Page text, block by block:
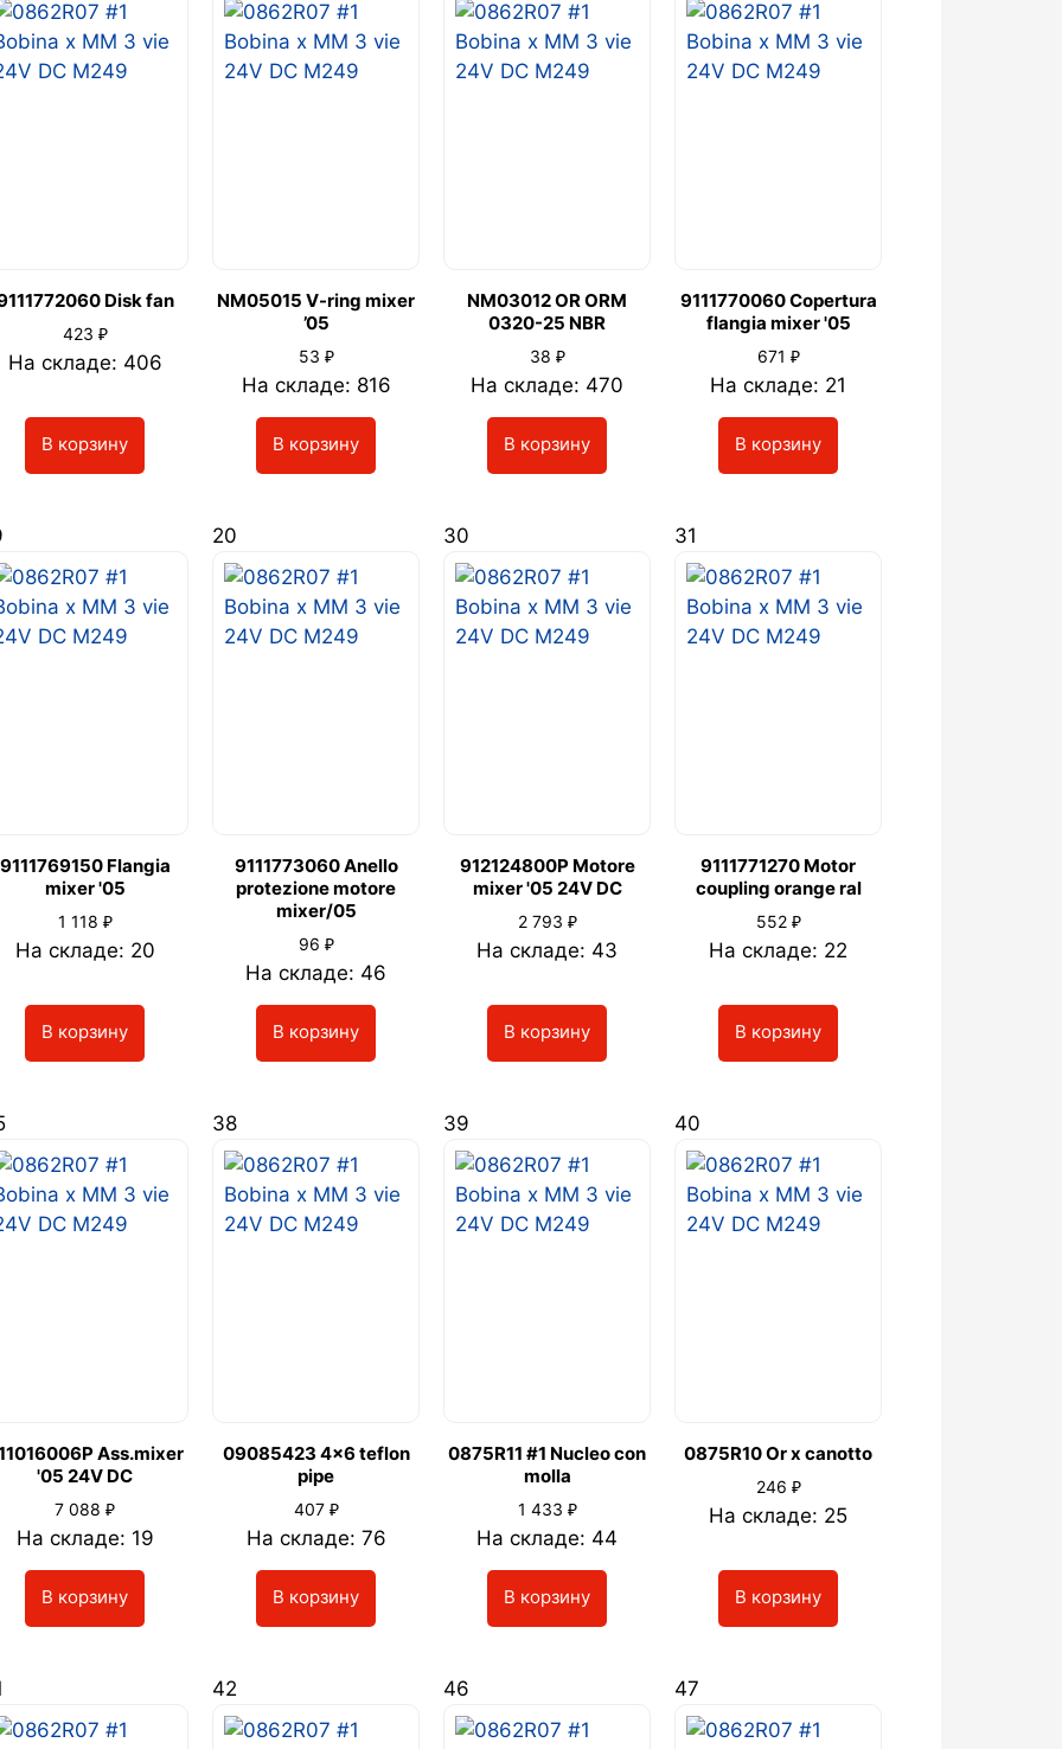
Disk fan
423 ₽
На складе: 406
В корзину
NM05015 V-ring mixer
’05
53 ₽
На складе: 816
В корзину
NM03012 OR ORM
0320-25 NBR
38 ₽
На складе: 470
В корзину
9111770060 Copertura
flangia mixer '05
671 ₽
На складе: 21
В корзину
9111769150 Flangia
mixer '05
1 118 ₽
На складе: 20
В корзину
20
9111773060 Anello
protezione motore
mixer/05
96 ₽
На складе: 46
В корзину
30
912124800P Motore
mixer '05 24V DC
2 793 ₽
На складе: 43
В корзину
31
9111771270 Motor
coupling orange ral
552 ₽
На складе: 22
В корзину
Ass.mixer
'05 24V DC
7 088 ₽
На складе: 19
В корзину
38
09085423 4x6 teflon
pipe
407 ₽
На складе: 76
В корзину
39
0875R11 #1 Nucleo con
molla
1 433 ₽
На складе: 44
В корзину
40
0875R10 Or x canotto
246 ₽
На складе: 25
В корзину
42 46 47